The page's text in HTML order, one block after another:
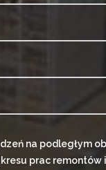
na podległym
prac